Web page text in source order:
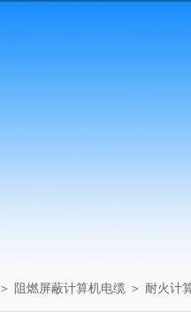
＞ 阻燃屏蔽计算机电缆 ＞ 耐火计